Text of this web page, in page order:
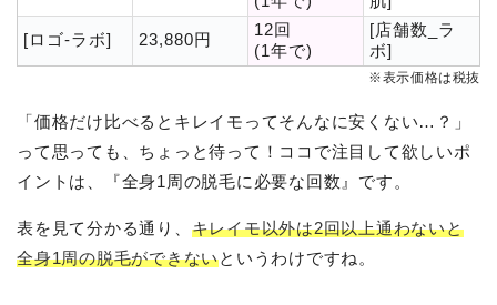
[ロゴ-ラボ] 23,880円
12回
(1年で)
[店舗数_ラ
ボ]
※表示価格は税抜
「価格だけ比べるとキレイモってそんなに安くない…？」
って思っても、ちょっと待って！ココで注目して欲しいポ
イントは、『全身1周の脱毛に必要な回数』です。
表を見て分かる通り、 キレイモ以外は2回以上通わないと
全身1周の脱毛ができないというわけですね。